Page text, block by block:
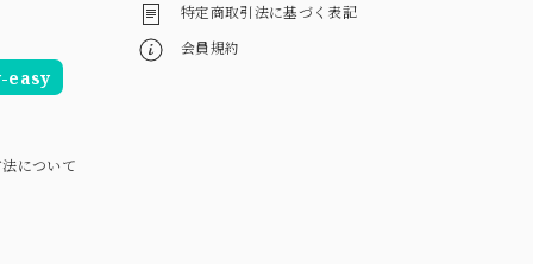
easy
について
特定商取引法に基づく表記
会員規約